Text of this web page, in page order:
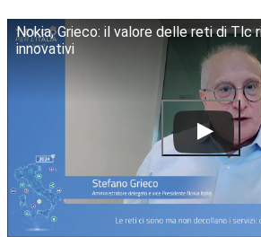
Nokia, Grieco: il valore delle reti di Tlc
innovativi